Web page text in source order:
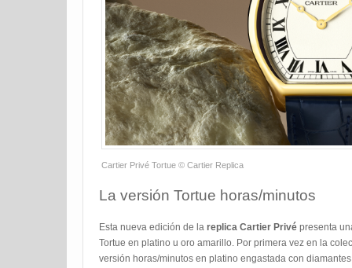
Cartier Privé Tortue © Cartier Replica
La versión Tortue horas/minutos
Esta nueva edición de la replica Cartier Privé presenta
Tortue en platino u oro amarillo. Por primera vez en la
versión horas/minutos en platino engastada con